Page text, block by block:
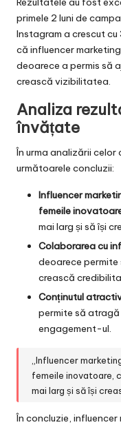
primele 2 luni de
Instagram a crescut
că influencer
deoarece a permis să
crească vizibilitatea.
Analiza
învățate
În urma analizării
următoarele concluzii:
Influencer
femeile
mai larg și să își
Colaborarea cu
deoarece permite
crească
Conținutul
permite să atragă
engagement-ul.
„Influencer
femeile inovatoare,
mai larg și să își
În concluzie,